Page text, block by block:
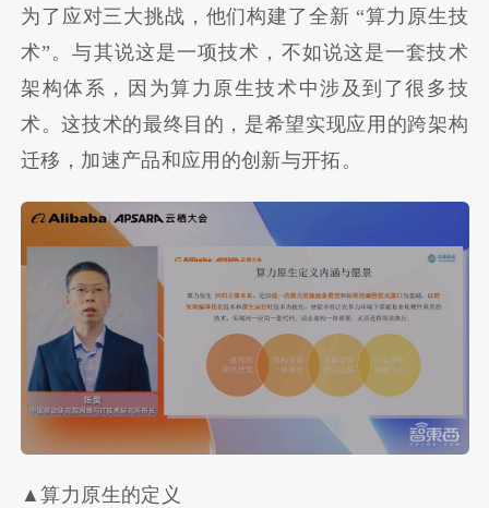
为了应对三大挑战，他们构建了全新 “算力原生技
术”。与其说这是一项技术，不如说这是一套技术
架构体系，因为算力原生技术中涉及到了很多技
术。这技术的最终目的，是希望实现应用的跨架构
迁移，加速产品和应用的创新与开拓。
▲算力原生的定义